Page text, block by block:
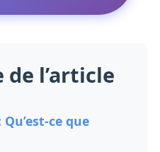
de l’article
ce que